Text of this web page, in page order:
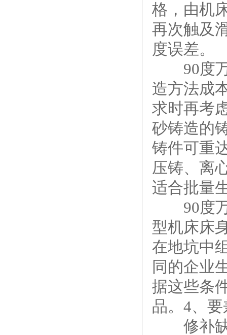
格，由机
再次触及
度误差。
90度万
造方法成
求时再考
砂铸造的
铸件可重
压铸、离
适合批量
90度万
型机床床
在地坑中
同的企业
据这些条
品。4、
修补缺